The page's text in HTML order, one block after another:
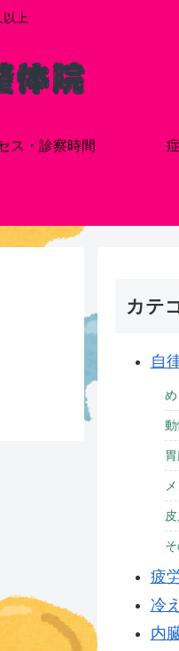
以上
ス・診察時間
カテ
自
疲
冷
内